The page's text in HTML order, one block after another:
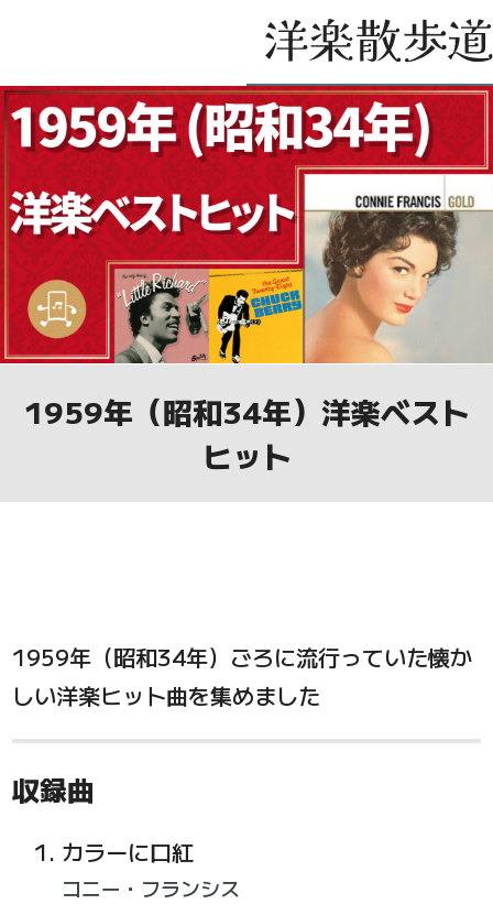
1959年（昭和34年）洋楽ベスト
ヒット
1959年（昭和34年）ごろに流行っていた懐か
しい洋楽ヒット曲を集めました
収録曲
カラーに口紅
コニー・フランシス